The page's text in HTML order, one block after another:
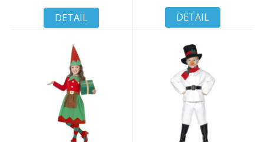
DETAIL DETAIL